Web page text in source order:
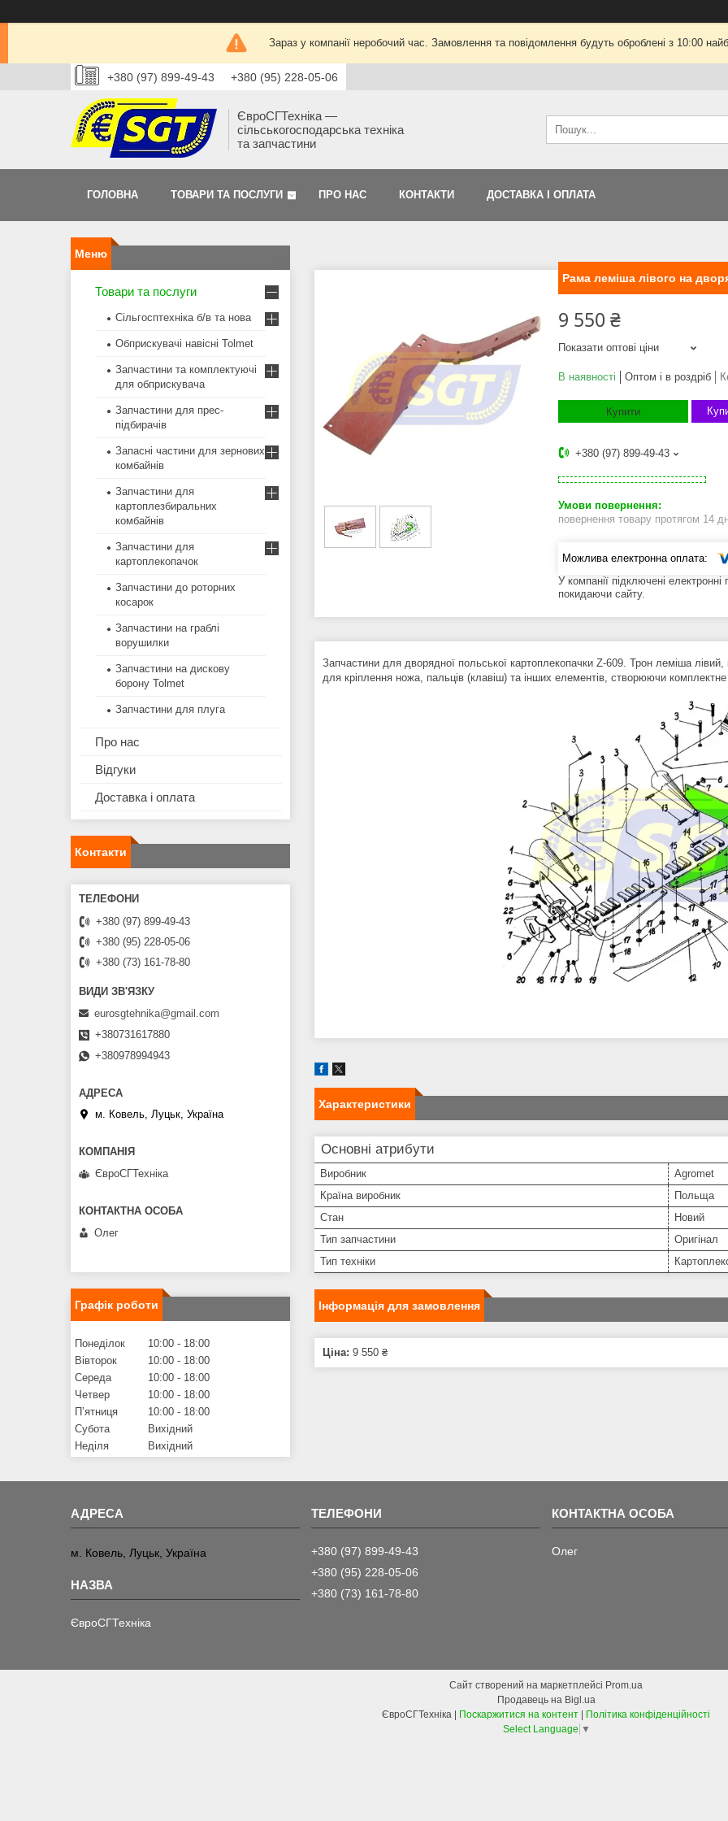
Зараз у компанії неробочий час. Замовлення та повідомлення будуть оброблені з 10:00
+380 (97) 899-49-43 +380 (95) 228-05-06
ЄвроСГТехніка —
сільськогосподарська техніка
та запчастини
ГОЛОВНА ТОВАРИ ТА ПОСЛУГИ ПРО НАС КОНТАКТИ ДОСТАВКА І ОПЛАТА
Рама леміша лівого на
9 550 ₴
Показати оптові ціни
В наявності Оптом і в роздріб
Купити
+380 (97) 899-49-43
повернення товару протягом 14
У компанії підключені
покидаючи сайту.
Запчастини для дворядної польської картоплекопачки Z-609. Трон леміша
для кріплення ножа, пальців (клавіш) та інших елементів, створюючи
Характеристики
Основні атрибути
Виробник
Agromet
Країна виробник
Польща
Стан
Новий
Тип запчастини
Оригінал
Тип техніки
Інформація для замовлення
Ціна: 9 550 ₴
Товари та послуги
Сільгосптехніка б/в та нова
Обприскувачі навісні Tolmet
Запчастини та комплектуючі
для обприскувача
Запчастини для прес-
підбирачів
Запасні частини для зернових
комбайнів
Запчастини для
картоплезбиральних
комбайнів
Запчастини для
картоплекопачок
Запчастини до роторних
косарок
Запчастини на граблі
ворушилки
Запчастини на дискову
борону Tolmet
Запчастини для плуга
Про нас
Відгуки
Доставка і оплата
Контакти
+380 (97) 899-49-43
+380 (95) 228-05-06
+380 (73) 161-78-80
eurosgtehnika@gmail.com
+380731617880
+380978994943
м. Ковель, Луцьк, Україна
ЄвроСГТехніка
Олег
Графік роботи
Понеділок 10:00
18:00
Вівторок
10:00
18:00
Середа
10:00
18:00
Четвер
10:00
18:00
Пʼятниця
10:00
18:00
Субота
Вихідний
Неділя
Вихідний
м. Ковель, Луцьк, Україна
ЄвроСГТехніка
+380 (97) 899-49-43
+380 (95) 228-05-06
+380 (73) 161-78-80
Олег
Сайт створений на маркетплейсі Prom.ua
Продавець на Bigl.ua
ЄвроСГТехніка | Поскаржитися на контент | Політика конфіденційності
Select Language ▼